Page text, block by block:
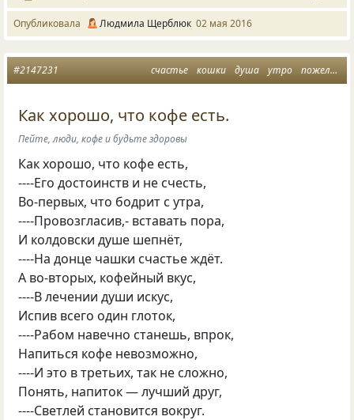
Опубликовала Людмила Щерблюк 02 мая 2016
счастье кошки душа утро пожелание счастья
#2147231
Как хорошо, что кофе есть.
Пейте, люди, кофе и будьте здоровы
Как хорошо, что кофе есть,
----Его достоинств и не счесть,
Во-первых, что бодрит с утра,
----Провозгласив,- вставать пора,
И колдовски душе шепнёт,
----На донце чашки счастье ждёт.
А во-вторых, кофейный вкус,
----В лечении души искус,
Испив всего один глоток,
----Рабом навечно станешь, впрок,
Напиться кофе невозможно,
----И это в третьих, так не сложно,
Понять, напиток — лучший друг,
----Светлей становится вокруг.